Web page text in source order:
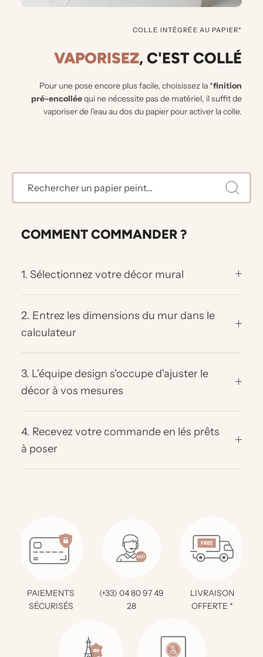
COLLE INTÉGRÉE AU PAPIER*
VAPORISEZ, C'EST COLLÉ
Pour une pose encore plus facile, choisissez la *finition
pré-encolléequi ne nécessite pas de matériel, il suffit de
vaporiser de l'eau au dos du papier pour activer la colle.
COMMENT COMMANDER ?
1. Sélectionnez votre décor mural
2. Entrez les dimensions du mur dans le
calculateur
3. L'équipe design s'occupe d'ajuster le
décor à vos mesures
4. Recevez votre commande en lés prêts
à poser
PAIEMENTS
SÉCURISÉS
(+33) 04 80 97 49
28
LIVRAISON
OFFERTE *